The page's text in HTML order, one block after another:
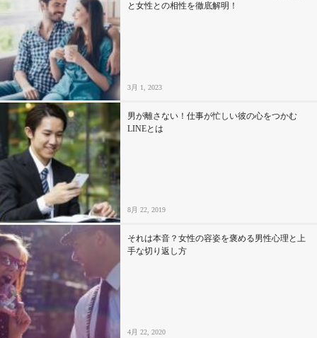
と女性との相性を徹底解明！
3月 1, 2023
男が離さない！仕事が忙しい彼の心をつかむ
LINEとは
8月 22, 2019
それは本音？女性の容姿を褒める男性心理と上
手な切り返し方
4月 22, 2020